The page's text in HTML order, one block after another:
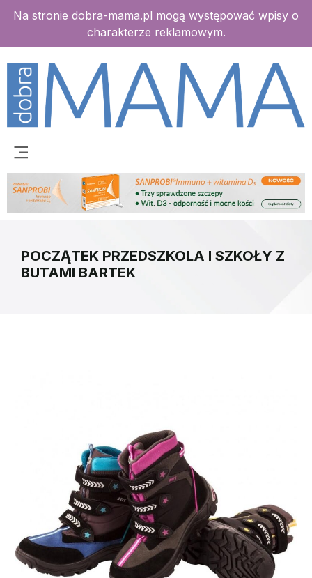
Na stronie dobra-mama.pl mogą występować wpisy o
charakterze reklamowym.
POCZĄTEK PRZEDSZKOLA I SZKOŁY Z
BUTAMI BARTEK